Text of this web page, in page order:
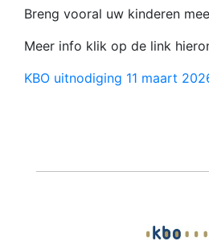
Breng vooral uw kinderen
Meer info klik op de link
KBO uitnodiging 11 maart